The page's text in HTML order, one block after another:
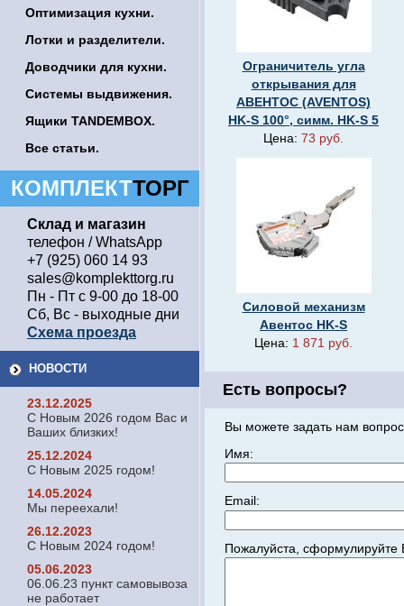
Оптимизация кухни.
Лотки и разделители.
Доводчики для кухни.
Системы выдвижения.
Ящики TANDEMBOX.
Все статьи.
КОМПЛЕКТТОРГ
Склад и магазин
телефон / WhatsApp
+7 (925) 060 14 93
sales@komplekttorg.ru
Пн - Пт с 9-00 до 18-00
Сб, Вс - выходные дни
Схема проезда
НОВОСТИ
23.12.2025
С Новым 2026 годом Вас и
Ваших близких!
25.12.2024
С Новым 2025 годом!
14.05.2024
Мы переехали!
26.12.2023
С Новым 2024 годом!
05.06.2023
06.06.23 пункт самовывоза
не работает
Ограничитель угла
открывания для
АВЕНТОС (AVENTOS)
HK-S 100°, симм. HK-S 5
Цена: 73 руб.
Силовой механизм
Авентос HK-S
Цена: 1 871 руб.
Есть вопросы?
Вы можете задать нам
Имя:
Email:
Пожалуйста,